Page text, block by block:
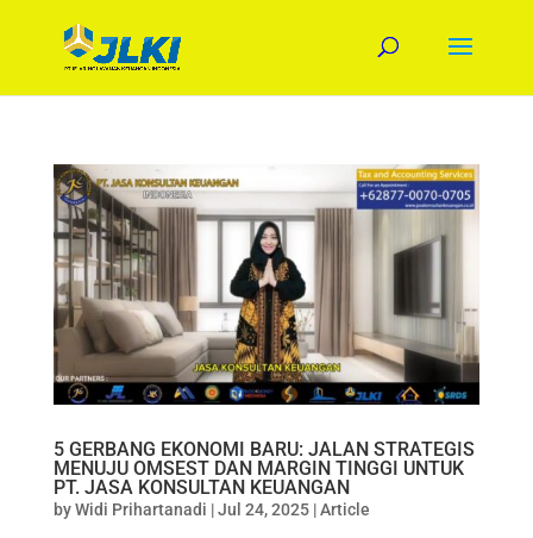
5 GERBANG EKONOMI BARU: JALAN STRATEGIS
MENUJU OMSEST DAN MARGIN TINGGI UNTUK
PT. JASA KONSULTAN KEUANGAN
byWidi Prihartanadi |Jul 24, 2025|Article